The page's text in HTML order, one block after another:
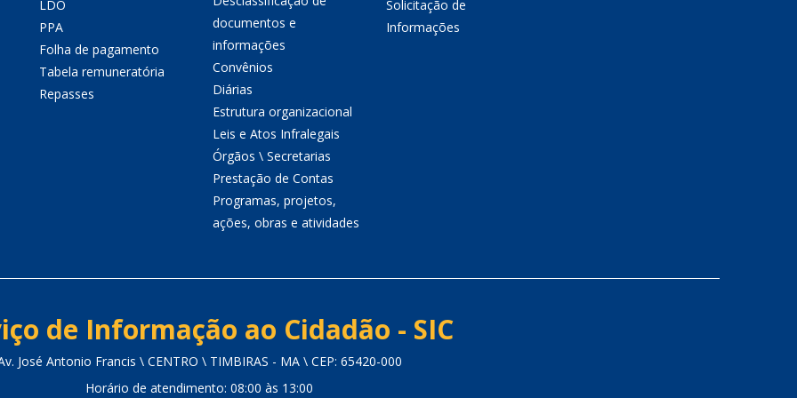
LDO
PPA
Folha de pagamento
Tabela remuneratória
Repasses
documentos e
informações
Convênios
Diárias
Estrutura organizacional
Leis e Atos Infralegais
Órgãos \ Secretarias
Prestação de Contas
Programas, projetos,
ações, obras e atividades
Solicitação de
Informações
de Informação ao Cidadão - SIC
José Antonio Francis \ CENTRO \ TIMBIRAS - MA \ CEP: 65420-000
Horário de atendimento: 08:00 às 13:00